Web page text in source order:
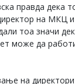
правда дека
на МКЦ
тоа значи
може да
на